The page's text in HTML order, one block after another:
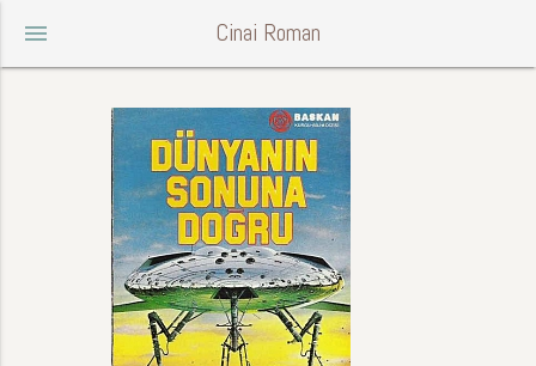
menu Cinai Roman